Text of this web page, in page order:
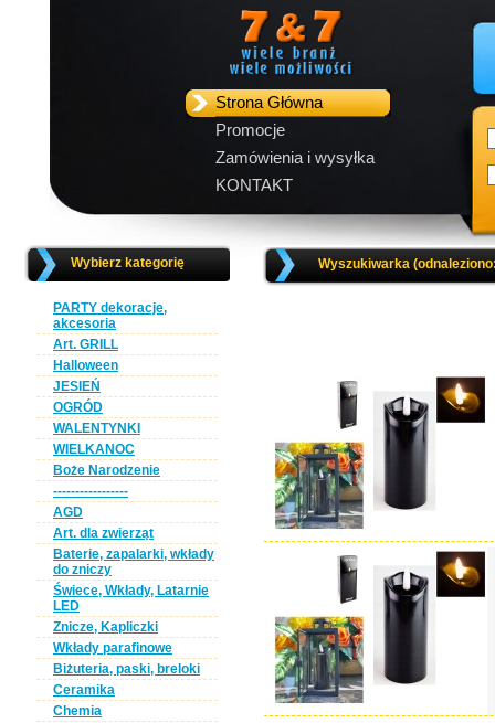
Strona Główna
Promocje
Zamówienia i wysyłka
KONTAKT
Wybierz kategorię
PARTY dekoracje,
akcesoria
Art. GRILL
Halloween
JESIEŃ
OGRÓD
WALENTYNKI
WIELKANOC
Boże Narodzenie
-----------------
AGD
Art. dla zwierząt
Baterie, zapalarki, wkłady
do zniczy
Świece, Wkłady, Latarnie
LED
Znicze, Kapliczki
Wkłady parafinowe
Biżuteria, paski, breloki
Ceramika
Chemia
Wyszukiwarka